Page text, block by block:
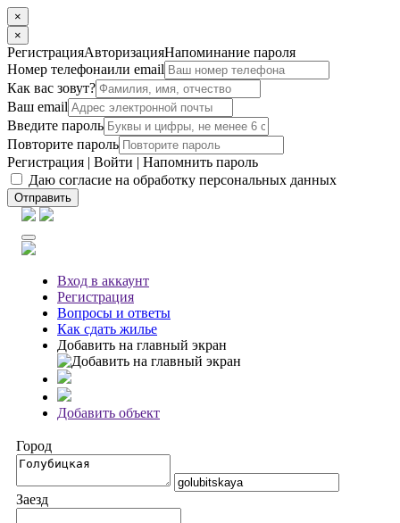
×
×
РегистрацияАвторизацияНапоминание пароля
Номер телефонаили email
Как вас зовут?
Ваш email
Введите пароль
Повторите пароль
Регистрация | Войти | Напомнить пароль
Даю согласие на обработку персональных данных
Отправить
Вход в аккаунт
Регистрация
Вопросы и ответы
Как сдать жилье
Добавить на главный экран
Добавить объект
Город
Заезд